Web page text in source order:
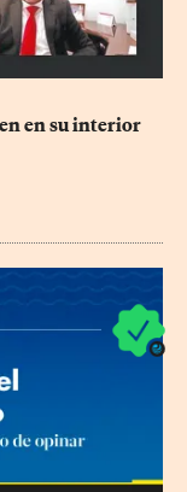
en su interior